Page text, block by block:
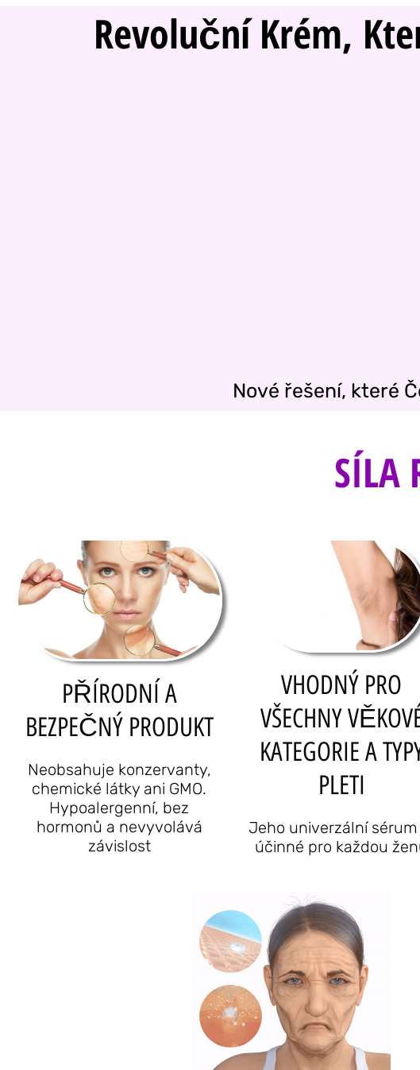
Revoluční Krém,
Nové řešení, které
SÍLA
PŘÍRODNÍ A
BEZPEČNÝ PRODUKT
Neobsahuje konzervanty,
chemické látky ani GMO.
Hypoalergenní, bez
hormonů a nevyvolává
závislost
VHODNÝ PRO
VŠECHNY
KATEGORIE A
PLETI
Jeho univerzální sérum
účinné pro každou